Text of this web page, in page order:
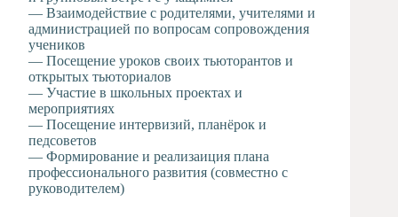
— Взаимодействие с родителями, учителями и
администрацией по вопросам сопровождения
учеников
— Посещение уроков своих тьюторантов и
открытых тьюториалов
— Участие в школьных проектах и
мероприятиях
— Посещение интервизий, планёрок и
педсоветов
— Формирование и реализаиция плана
профессионального развития (совместно с
руководителем)